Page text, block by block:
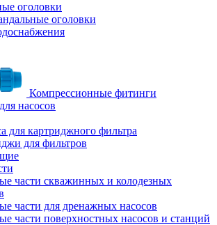
оголовки
оголовки
Компрессионные фитинги
насосов
для картриджного фильтра
для фильтров
части скважинных и колодезных
части для дренажных насосов
части поверхностных насосов и станций